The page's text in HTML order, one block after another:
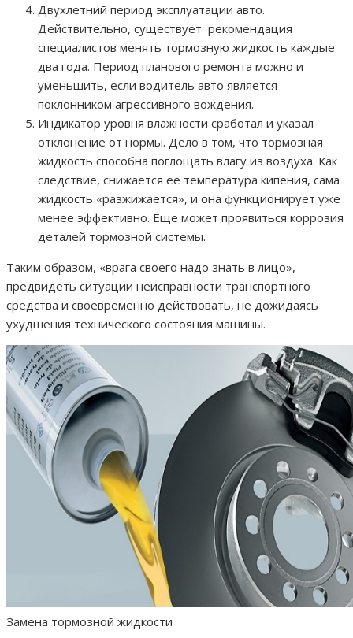
Двухлетний период эксплуатации авто.
Действительно, существует рекомендация
специалистов менять тормозную жидкость каждые
два года. Период планового ремонта можно и
уменьшить, если водитель авто является
поклонником агрессивного вождения.
Индикатор уровня влажности сработал и указал
отклонение от нормы. Дело в том, что тормозная
жидкость способна поглощать влагу из воздуха. Как
следствие, снижается ее температура кипения, сама
жидкость «разжижается», и она функционирует уже
менее эффективно. Еще может проявиться коррозия
деталей тормозной системы.
Таким образом, «врага своего надо знать в лицо»,
предвидеть ситуации неисправности транспортного
средства и своевременно действовать, не дожидаясь
ухудшения технического состояния машины.
Замена тормозной жидкости